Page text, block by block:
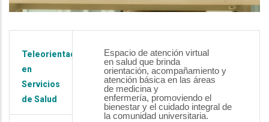
Teleorientación
en
Servicios
de Salud
Espacio de atención virtual
en salud que brinda
orientación, acompañamiento y
atención básica en las áreas
de medicina y
enfermería, promoviendo el
bienestar y el cuidado integral de
lacomunidad universitaria.